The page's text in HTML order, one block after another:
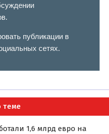
публикации в
сетях.
теме
1,6 млрд евро на